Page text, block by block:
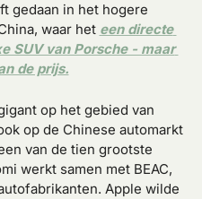
gedaan in het hogere
waar het een directe
SUV van Porsche - maar
de prijs.
op het gebied van
op de Chinese automarkt
van de tien grootste
werkt samen met BEAC,
Apple wilde